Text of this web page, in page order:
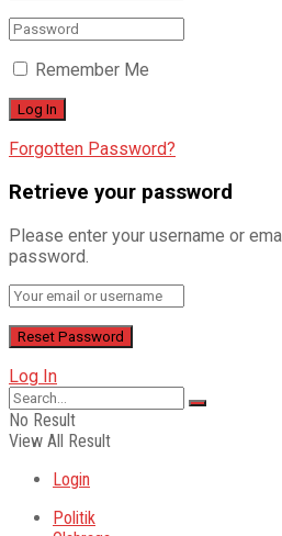
Remember Me
Forgotten Password?
Retrieve your password
Please enter your username or
password.
Log In
No Result
View All Result
Login
Politik